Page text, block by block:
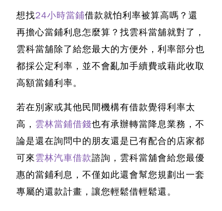
想找24小時當鋪借款就怕利率被算高嗎？ 還
再擔心當鋪利息怎麼算？ 找雲科當舖就對了，
雲科當舖除了給您最大的方便外，利率部分也
都採公定利率， 並不會亂加手續費或藉此收取
高額當鋪利率。
若在別家或其他民間機構有借款覺得利率太
高， 雲林當鋪借錢也有承辦轉當降息業務，不
論是還在詢問中的朋友還是已有配合的店家都
可來雲林汽車借款諮詢， 雲科當舖會給您最優
惠的當鋪利息 ，不僅如此還會幫您規劃出一套
專屬的還款計畫，讓您輕鬆借輕鬆還。